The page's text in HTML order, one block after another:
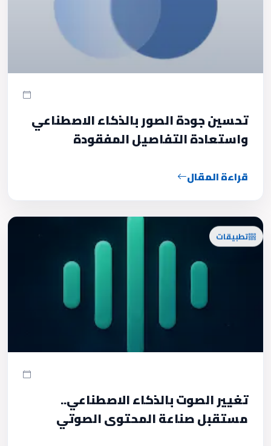
تحسين جودة الصور بالذكاء الاصطناعي
واستعادة التفاصيل المفقودة
قراءة المقال
تطبيقات
تغيير الصوت بالذكاء الاصطناعي..
مستقبل صناعة المحتوى الصوتي